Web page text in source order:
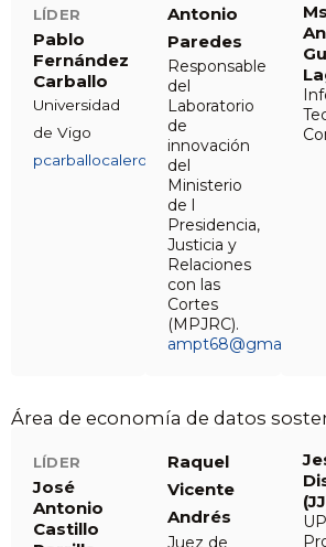
LÍDER
Pablo
Fernández
Carballo
Universidad
de Vigo
pcarballocalero@uvigo.gal
Antonio
Paredes
Responsable
del
Laboratorio
de
innovación
del
Ministerio
de l
Presidencia,
Justicia y
Relaciones
con las
Cortes
(MPJRC).
ampt68@gmail.com
Ms
Área de economía de datos
LÍDER
José
Antonio
Castillo
Raquel
Vicente
Andrés
Juez de